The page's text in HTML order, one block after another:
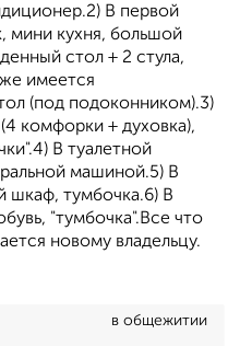
В первой
мини кухня, большой
стол + 2 стула,
имеется
(под подоконником).3)
комфорки + духовка),
В туалетной
машиной.5) В
шкаф, тумбочка.6) В
"тумбочка".Все что
новому владельцу.
в общежитии